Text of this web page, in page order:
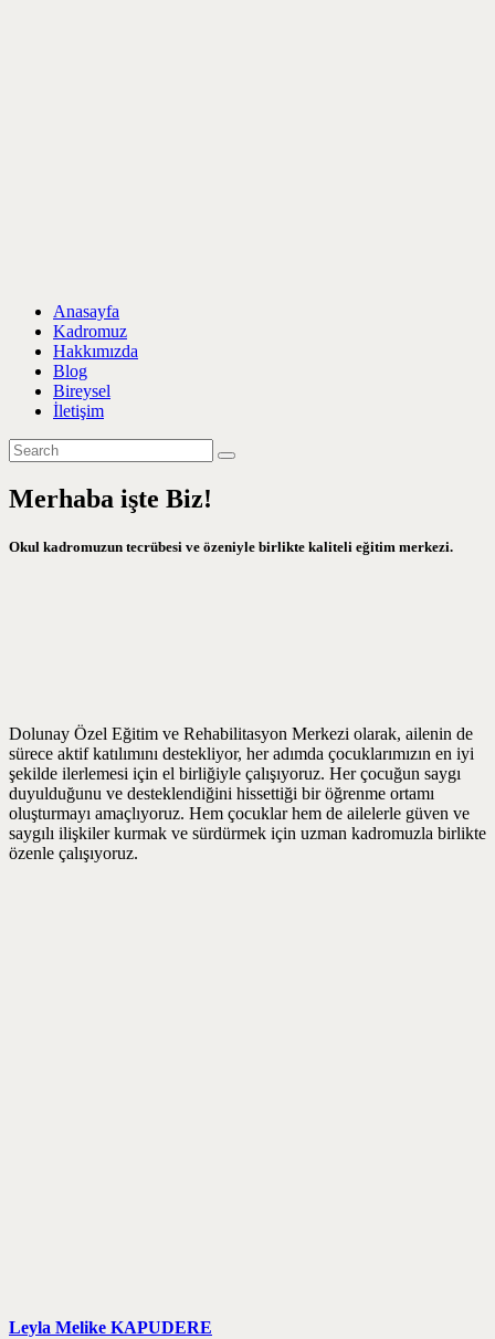
Anasayfa
Kadromuz
Hakkımızda
Blog
Bireysel
İletişim
Merhaba işte Biz!
Okul kadromuzun tecrübesi ve özeniyle birlikte kaliteli eğitim merkezi.
Dolunay Özel Eğitim ve Rehabilitasyon Merkezi olarak, ailenin de
sürece aktif katılımını destekliyor, her adımda çocuklarımızın en iyi
şekilde ilerlemesi için el birliğiyle çalışıyoruz. Her çocuğun saygı
duyulduğunu ve desteklendiğini hissettiği bir öğrenme ortamı
oluşturmayı amaçlıyoruz. Hem çocuklar hem de ailelerle güven ve
saygılı ilişkiler kurmak ve sürdürmek için uzman kadromuzla birlikte
özenle çalışıyoruz.
Leyla Melike KAPUDERE